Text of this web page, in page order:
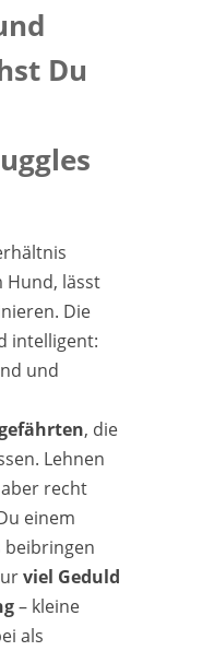
Du
Hund, lässt
Die
intelligent:
und
, die
Lehnen
recht
einem
beibringen
viel Geduld
– kleine
als